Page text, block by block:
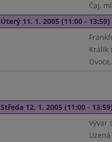
Čaj,
Úterý 11. 1. 2005 (11:00 - 13:59)
Králík
Středa 12. 1. 2005 (11:00 - 13:59)
Vývar